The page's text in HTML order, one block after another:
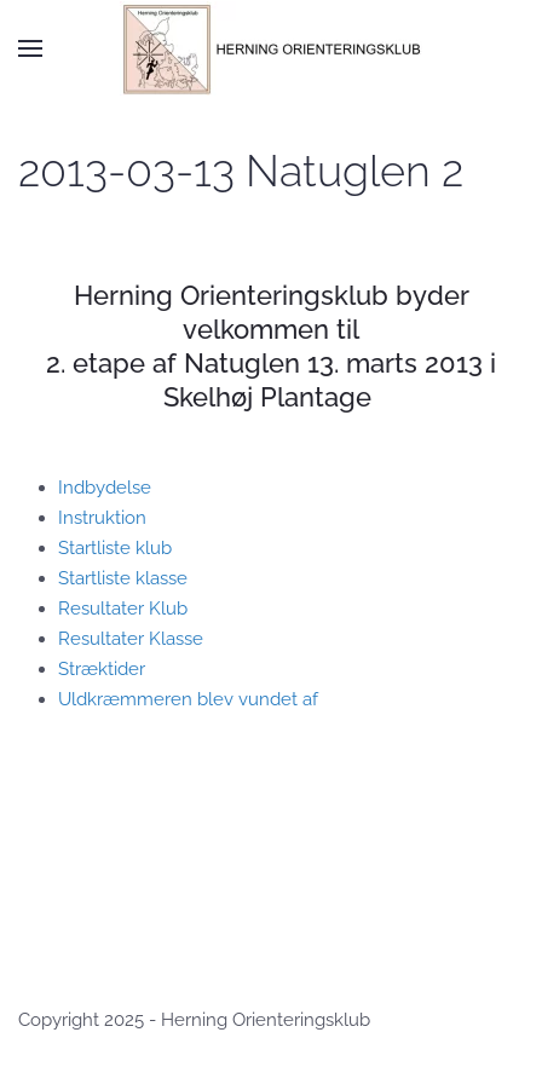
Skip to main content
2013-03-13 Natuglen 2
Herning Orienteringsklub byder
velkommen til
2. etape af Natuglen 13. marts 2013 i
Skelhøj Plantage
Indbydelse
Instruktion
Startliste klub
Startliste klasse
Resultater Klub
Resultater Klasse
Stræktider
Uldkræmmeren blev vundet af
Copyright 2025 - Herning Orienteringsklub